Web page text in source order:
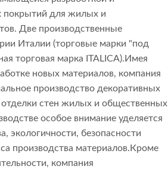
покрытий для жилых и
Две производственные
Италии (торговые марки "под
торговая марка ITALICA).Имея
новых материалов, компания
производство декоративных
стен жилых и общественных
особое внимание уделяется
экологичности, безопасности
производства материалов.Кроме
компания